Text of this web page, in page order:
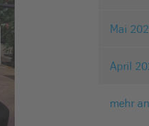
Mai
April
mehr